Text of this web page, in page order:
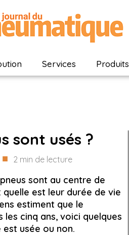
Services Produits
sont usés ?
■ 2 min de lecture
sont au centre de
est leur durée de vie
estiment que le
cinq ans, voici quelques
usée ou non.